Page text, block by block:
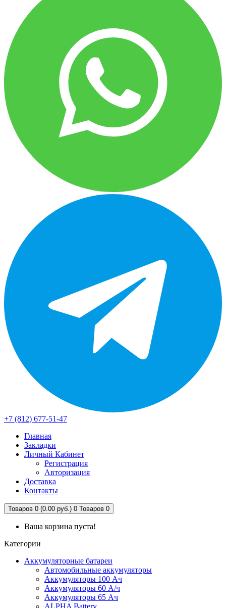
+7 (812) 677-51-47
Главная
Закладки
Личный Кабинет
Регистрация
Авторизация
Доставка
Контакты
Товаров 0 (0.00 руб.) 0 Товаров 0
Ваша корзина пуста!
Категории
Аккумуляторные батареи
Автомобильные аккумуляторы
Аккумуляторы 100 Ач
Аккумуляторы 60 А/ч
Аккумуляторы 65 Ач
ALPHA Battery